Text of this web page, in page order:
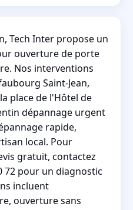
Tech Inter propose un
ouverture de porte
Nos interventions
Saint-Jean,
place de l'Hôtel de
dépannage urgent
rapide,
local. Pour
gratuit, contactez
72 pour un diagnostic
incluent
ouverture sans